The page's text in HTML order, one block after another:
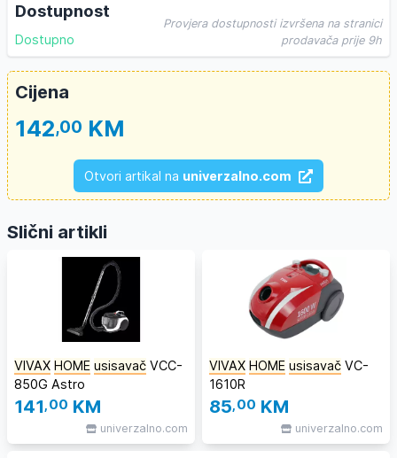
Dostupnost
Dostupno
Provjera dostupnosti izvršena na stranici
prodavača prije 9h
Cijena
142,00 KM
Otvori artikal na univerzalno.com
Slični artikli
VIVAX HOME usisavač VCC-
850G Astro
141,00 KM
univerzalno.com
VIVAX HOME usisavač VC-
1610R
85,00 KM
univerzalno.com